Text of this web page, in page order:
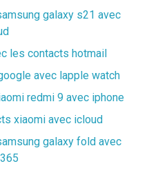
galaxy s21 avec
les contacts hotmail
avec lapple watch
redmi 9 avec iphone
xiaomi avec icloud
galaxy fold avec